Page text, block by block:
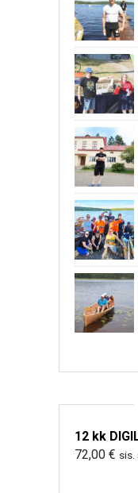
12 kk
72,00 € sis.